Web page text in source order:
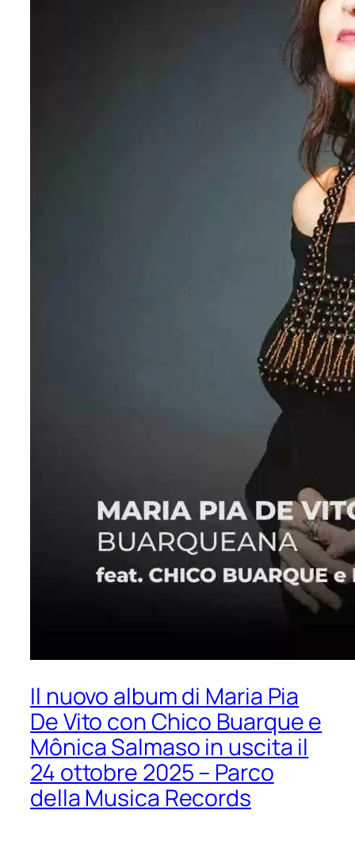
Il nuovo album di Maria Pia
De Vito con Chico Buarque e
Mônica Salmaso in uscita il
24 ottobre 2025 – Parco
della Musica Records